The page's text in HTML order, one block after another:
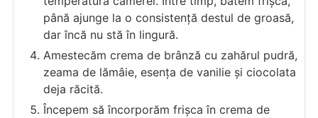
până ajunge la o consistență destul de groasă,
dar încă nu stă în lingură.
Amestecăm crema de brânză cu zahărul pudră,
zeama de lămâie, esența de vanilie și ciocolata
deja răcită.
Începem să încorporăm frișca în crema de